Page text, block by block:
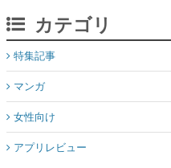
カテゴリ
特集記事
マンガ
女性向け
アプリレビュー